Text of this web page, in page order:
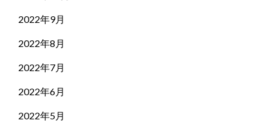
2022年9月
2022年8月
2022年7月
2022年6月
2022年5月